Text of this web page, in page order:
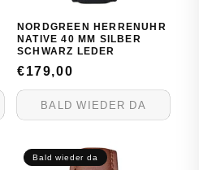
NORDGREEN HERRENUHR
NATIVE 40 MM SILBER
SCHWARZ LEDER
NORMALER
PREIS
€179,00
BALD WIEDER DA
Bald wieder da